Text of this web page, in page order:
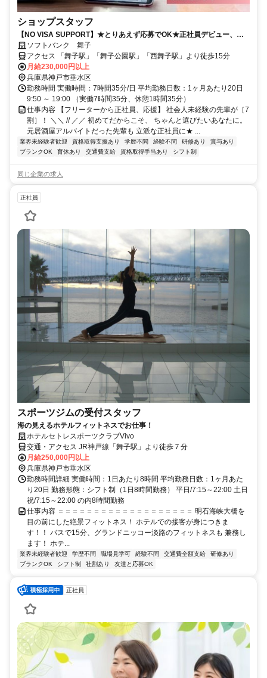
ショップスタッフ
【NO VISA SUPPORT】★とりあえず応募でOK★正社員デビュー、こ
こから！
ソフトバンク 舞子
アクセス 「舞子駅」「舞子公園駅」「西舞子駅」より徒歩15分
月給230,000円以上
兵庫県神戸市垂水区
勤務時間 実働時間：7時間35分/日 平均勤務日数：1ヶ月あたり20日
9:50 ～ 19:00 （実働7時間35分、休憩1時間35分）
仕事内容 【フリーターから正社員、応援】 社会人未経験の先輩が［7
割］！ ＼＼ // ／／ 初めてだからこそ、 ちゃんと選びたいあなたに。
元居酒屋アルバイトだった先輩も 立派な正社員に★ ...
業界未経験者歓迎 資格取得支援あり 学歴不問 経験不問 研修あり
賞与あり
ブランクOK
育休あり 交通費支給 資格取得手当あり シフト制
同じ企業の求人
正社員
スポーツジムの受付スタッフ
海の見えるホテルフィットネスでお仕事！
ホテルセトレスポーツクラブVivo
交通・アクセス JR神戸線「舞子駅」より徒歩７分
月給250,000円以上
兵庫県神戸市垂水区
勤務時間詳細 実働時間：1日あたり8時間 平均勤務日数：1ヶ月あた
り20日 勤務形態：シフト制（1日8時間勤務） 平日/7:15～22:00 土日
祝/7:15～22:00 の内8時間勤務
仕事内容 ＝＝＝＝＝＝＝＝＝＝＝＝＝＝＝＝＝＝＝ 明石海峡大橋を
目の前にした絶景フィットネス！ ホテルでの接客が身につきま
す！！ バスで15分、グランドニッコー淡路のフィットネスも 兼務し
ます！ ホテ...
業界未経験者歓迎 学歴不問 職場見学可 経験不問 交通費全額支給
研修あり
ブランクOK
シフト制 社割あり 友達と応募OK
正社員